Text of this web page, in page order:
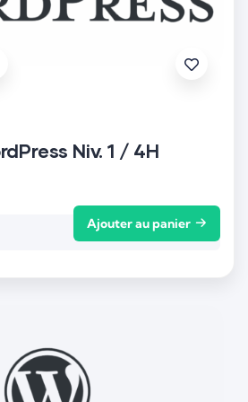
Niv. 1 / 4H
Ajouter au panier